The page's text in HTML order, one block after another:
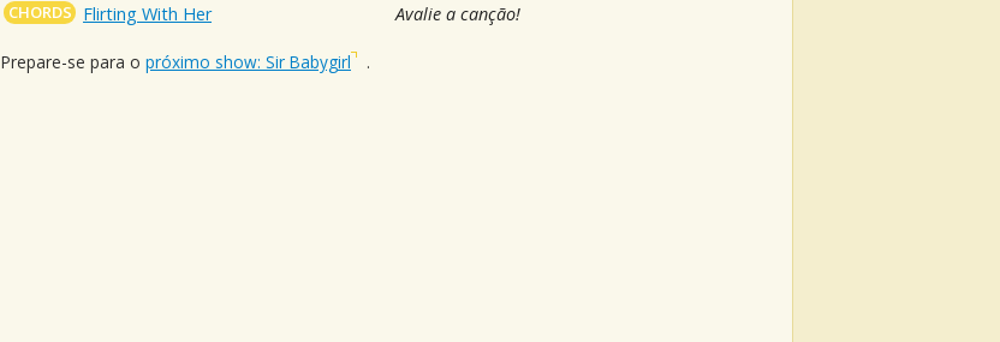
CHORDS Flirting With Her Avalie a canção!
Prepare-se para o próximo show: Sir Babygirl .